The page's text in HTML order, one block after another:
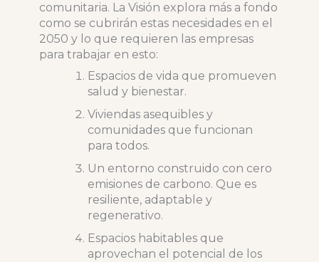
comunitaria. La Visión explora más a fondo
como se cubrirán estas necesidades en el
2050 y lo que requieren las empresas
para trabajar en esto:
Espacios de vida que promueven
salud y bienestar.
Viviendas asequibles y
comunidades que funcionan
para todos.
Un entorno construido con cero
emisiones de carbono. Que es
resiliente, adaptable y
regenerativo.
Espacios habitables que
aprovechan el potencial de los